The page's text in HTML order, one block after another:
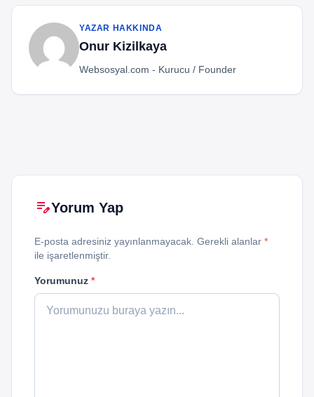
YAZAR HAKKINDA
Onur Kizilkaya
Websosyal.com - Kurucu / Founder
edit_noteYorum Yap
E-posta adresiniz yayınlanmayacak. Gerekli alanlar *
ile işaretlenmiştir.
Yorumunuz *